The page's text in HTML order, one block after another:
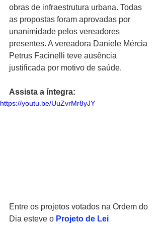
obras de infraestrutura urbana. Todas
as propostas foram aprovadas por
unanimidade pelos vereadores
presentes. A vereadora Daniele Mércia
Petrus Facinelli teve ausência
justificada por motivo de saúde.
Assista a íntegra:
https://youtu.be/UuZvrMr8yJY
Entre os projetos votados na Ordem do
Dia esteve o Projeto de Lei